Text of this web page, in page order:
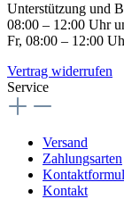
Unterstützung und
08:00 – 12:00 Uhr
Fr, 08:00 – 12:00
Vertrag widerrufen
Service
Versand
Zahlungsarten
Kontakt